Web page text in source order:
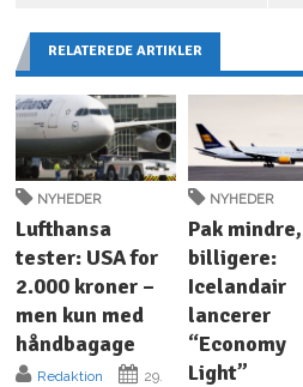
RELATEREDE ARTIKLER
NYHEDER
Lufthansa
tester: USA for
2.000 kroner –
men kun med
håndbagage
Redaktion
29.
NYHEDER
Pak
billigere:
Icelandair
lancerer
“Economy
Light”